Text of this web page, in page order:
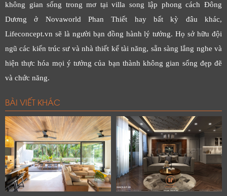
không gian sống trong mơ tại villa song lập phong cách Đông
Dương ở Novaworld Phan Thiết hay bất kỳ đâu khác,
Lifeconcept.vn sẽ là người bạn đồng hành lý tưởng. Họ sở hữu đội
ngũ các kiến trúc sư và nhà thiết kế tài năng, sẵn sàng lắng nghe và
hiện thực hóa mọi ý tưởng của bạn thành không gian sống đẹp đẽ
và chức năng.
BÀI VIẾT KHÁC